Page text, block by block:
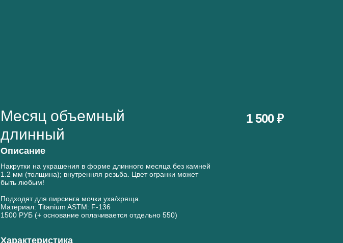
Месяц объемный
длинный
Описание
Характеристика
Накрутки на украшения в форме длинного месяца без камней
1.2 мм (толщина); внутренняя резьба. Цвет огранки может
быть любым!
Подходят для пирсинга мочки уха/хряща.
Материал: Titanium ASTM: F-136
1500 РУБ (+ основание оплачивается отдельно 550)
1 500 ₽